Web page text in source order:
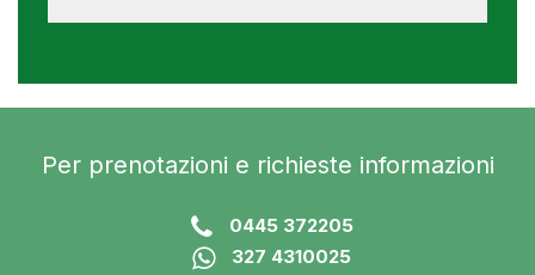
Per prenotazioni e richieste informazioni
0445 372205
327 4310025